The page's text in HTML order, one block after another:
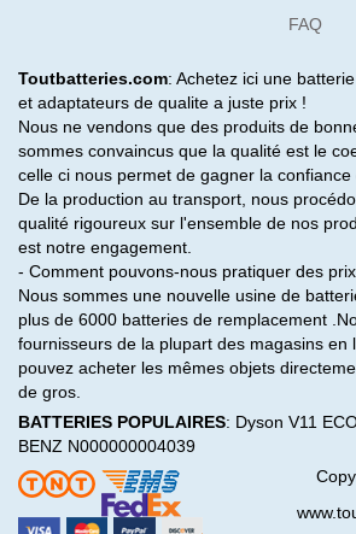
FAQ
Toutbatteries.com: Achetez ici une
et adaptateurs de qualite a juste prix !
Nous ne vendons que des produits de
sommes convaincus que la qualité est le
celle ci nous permet de gagner la confiance
De la production au transport, nous
qualité rigoureux sur l'ensemble de nos
est notre engagement.
- Comment pouvons-nous pratiquer des
Nous sommes une nouvelle usine de
plus de 6000 batteries de remplacement
fournisseurs de la plupart des magasins en
pouvez acheter les mêmes objets
de gros.
BATTERIES POPULAIRES: Dyson V11
BENZ N000000004039